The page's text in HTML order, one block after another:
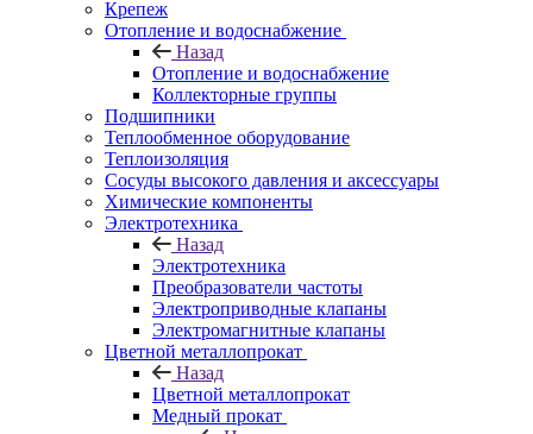
Крепеж
Отопление и водоснабжение
Назад
Отопление и водоснабжение
Коллекторные группы
Подшипники
Теплообменное оборудование
Теплоизоляция
Сосуды высокого давления и аксессуары
Химические компоненты
Электротехника
Назад
Электротехника
Преобразователи частоты
Электроприводные клапаны
Электромагнитные клапаны
Цветной металлопрокат
Назад
Цветной металлопрокат
Медный прокат